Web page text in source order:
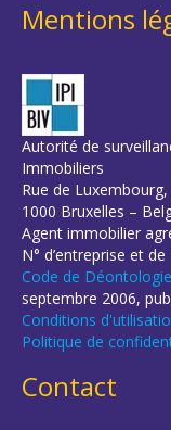
Mentions
Autorité de
Immobiliers
Rue de
1000 Bruxelles –
Agent immobilier
N° d’entreprise et
Code de Déontologie
septembre 2006,
Conditions
Politique de
Contact